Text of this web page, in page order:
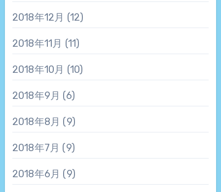
2018年12月 (12)
2018年11月 (11)
2018年10月 (10)
2018年9月 (6)
2018年8月 (9)
2018年7月 (9)
2018年6月 (9)